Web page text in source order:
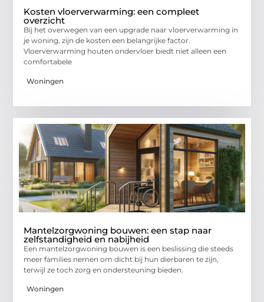
Kosten vloerverwarming: een compleet
overzicht
Bij het overwegen van een upgrade naar vloerverwarming in
je woning, zijn de kosten een belangrijke factor.
Vloerverwarming houten ondervloer biedt niet alleen een
comfortabele
Woningen
Mantelzorgwoning bouwen: een stap naar
zelfstandigheid en nabijheid
Een mantelzorgwoning bouwen is een beslissing die steeds
meer families nemen om dicht bij hun dierbaren te zijn,
terwijl ze toch zorg en ondersteuning bieden.
Woningen